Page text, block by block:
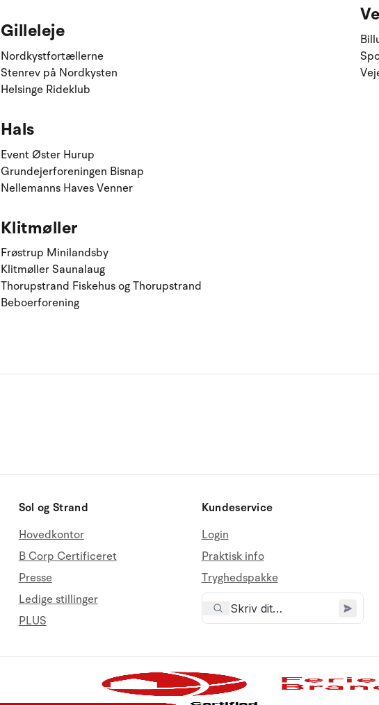
Gilleleje
Nordkystfortællerne
Stenrev på Nordkysten
Helsinge Rideklub
Hals
Event Øster Hurup
Grundejerforeningen Bisnap
Nellemanns Haves Venner
Klitmøller
Frøstrup Minilandsby
Klitmøller Saunalaug
Thorupstrand Fiskehus og Thorupstrand
Beboerforening
Sol og Strand
Hovedkontor
B Corp Certificeret
Presse
Ledige stillinger
PLUS
Kundeservice
Login
Praktisk info
Tryghedspakke